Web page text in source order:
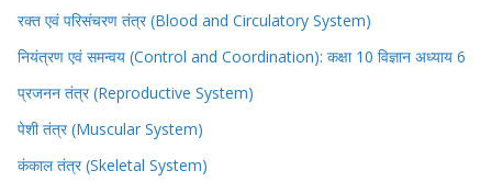
रक्त एवं परिसंचरण तंत्र (Blood and Circulatory System)
नियंत्रण एवं समन्वय (Control and Coordination): कक्षा 10 विज्ञान अध्याय 6
प्रजनन तंत्र (Reproductive System)
पेशी तंत्र (Muscular System)
कंकाल तंत्र (Skeletal System)